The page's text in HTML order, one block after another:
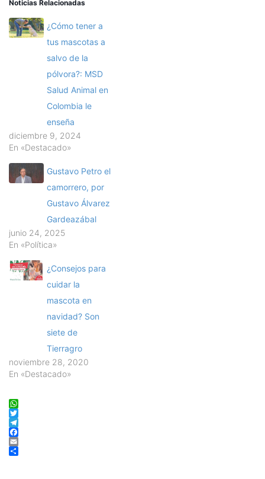
Noticias Relacionadas
¿Cómo tener a
tus mascotas a
salvo de la
pólvora?: MSD
Salud Animal en
Colombia le
enseña
diciembre 9, 2024
En «Destacado»
Gustavo Petro el
camorrero, por
Gustavo Álvarez
Gardeazábal
junio 24, 2025
En «Política»
¿Consejos para
cuidar la
mascota en
navidad? Son
siete de
Tierragro
noviembre 28, 2020
En «Destacado»
WhatsApp
Twitter
Telegram
Facebook
Email